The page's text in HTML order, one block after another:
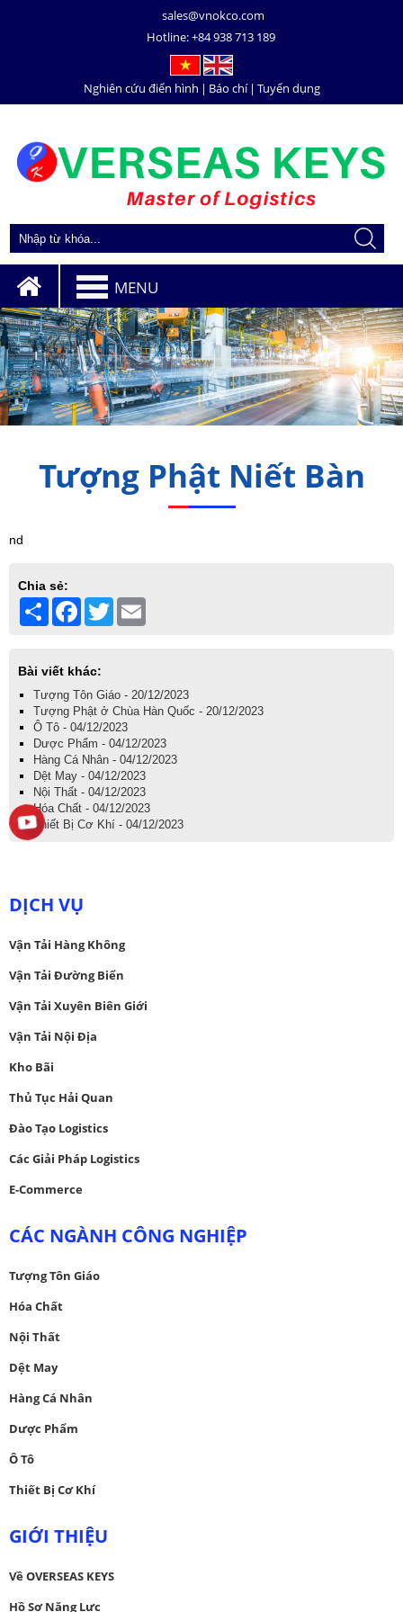
sales@vnokco.com
Hotline:+84 938 713 189
Nghiên cứu điển hình | Báo chí | Tuyển dụng
MENU
Tượng Phật Niết Bàn
nd
Chia sẻ:
Share Facebook
Twitter
Bài viết khác:
Tượng Tôn Giáo - 20/12/2023
Tượng Phật ở Chùa Hàn Quốc - 20/12/2023
Ô Tô - 04/12/2023
Dược Phẩm - 04/12/2023
Hàng Cá Nhân - 04/12/2023
Dệt May - 04/12/2023
Nội Thất - 04/12/2023
Hóa Chất - 04/12/2023
Thiết Bị Cơ Khí - 04/12/2023
DỊCH VỤ
Vận Tải Hàng Không
Vận Tải Đường Biển
Vận Tải Xuyên Biên Giới
Vận Tải Nội Địa
Kho Bãi
Thủ Tục Hải Quan
Đào Tạo Logistics
Các Giải Pháp Logistics
E-Commerce
CÁC NGÀNH CÔNG NGHIỆP
Tượng Tôn Giáo
Hóa Chất
Nội Thất
Dệt May
Hàng Cá Nhân
Dược Phẩm
Ô Tô
Thiết Bị Cơ Khí
GIỚI THIỆU
Về OVERSEAS KEYS
Hồ Sơ Năng Lực